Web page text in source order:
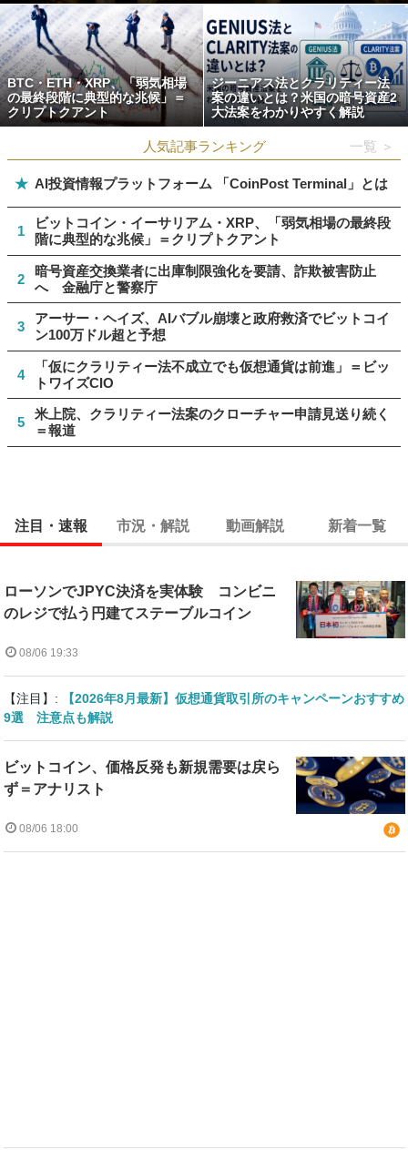
BTC・ETH・XRP、「弱気相場
の最終段階に典型的な兆候」＝
クリプトクアント
ジーニアス法とクラリティー法
案の違いとは？米国の暗号資産2
大法案をわかりやすく解説
人気記事ランキング 一覧 ＞
★ AI投資情報プラットフォーム 「CoinPost Terminal」とは
1
ビットコイン・イーサリアム・XRP、「弱気相場の最終段
階に典型的な兆候」＝クリプトクアント
2
暗号資産交換業者に出庫制限強化を要請、詐欺被害防止
へ 金融庁と警察庁
3
アーサー・ヘイズ、AIバブル崩壊と政府救済でビットコイ
ン100万ドル超と予想
4
「仮にクラリティー法不成立でも仮想通貨は前進」＝ビッ
トワイズCIO
5
米上院、クラリティー法案のクローチャー申請見送り続く
＝報道
注目・速報 市況・解説 動画解説 新着一覧
ローソンでJPYC決済を実体験 コンビニ
のレジで払う円建てステーブルコイン
08/06 19:33
【注目】:
【2026年8月最新】仮想通貨取引所のキャンペーンおすすめ
9選 注意点も解説
ビットコイン、価格反発も新規需要は戻ら
ず＝アナリスト
08/06 18:00